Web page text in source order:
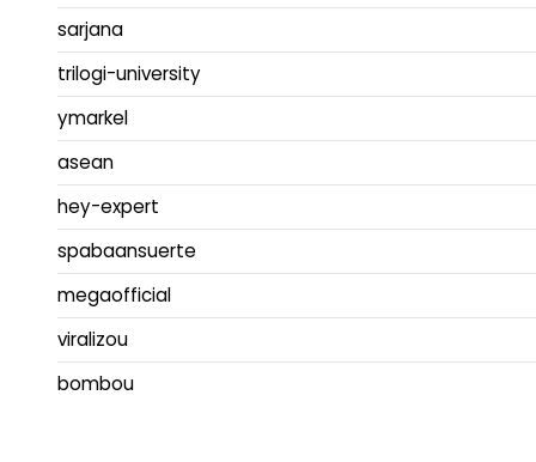
sarjana
trilogi-university
ymarkel
asean
hey-expert
spabaansuerte
megaofficial
viralizou
bombou